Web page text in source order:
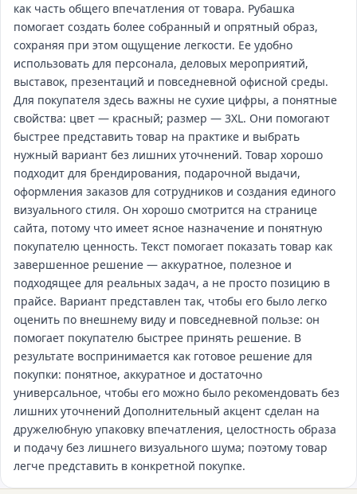
как часть общего впечатления от товара. Рубашка
помогает создать более собранный и опрятный образ,
сохраняя при этом ощущение легкости. Ее удобно
использовать для персонала, деловых мероприятий,
выставок, презентаций и повседневной офисной среды.
Для покупателя здесь важны не сухие цифры, а понятные
свойства: цвет — красный; размер — 3XL. Они помогают
быстрее представить товар на практике и выбрать
нужный вариант без лишних уточнений. Товар хорошо
подходит для брендирования, подарочной выдачи,
оформления заказов для сотрудников и создания единого
визуального стиля. Он хорошо смотрится на странице
сайта, потому что имеет ясное назначение и понятную
покупателю ценность. Текст помогает показать товар как
завершенное решение — аккуратное, полезное и
подходящее для реальных задач, а не просто позицию в
прайсе. Вариант представлен так, чтобы его было легко
оценить по внешнему виду и повседневной пользе: он
помогает покупателю быстрее принять решение. В
результате воспринимается как готовое решение для
покупки: понятное, аккуратное и достаточно
универсальное, чтобы его можно было рекомендовать без
лишних уточнений Дополнительный акцент сделан на
дружелюбную упаковку впечатления, целостность образа
и подачу без лишнего визуального шума; поэтому товар
легче представить в конкретной покупке.